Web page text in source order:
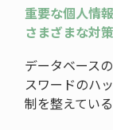
重要な個人情
さまざまな対
データベース
スワードのハ
制を整えてい